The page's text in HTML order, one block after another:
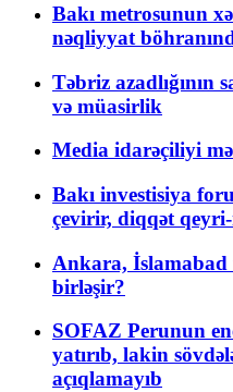
Bakı metrosunun
nəqliyyat
Təbriz azadlığının
və müasirlik
Media idarəçiliyi
Bakı investisiya
çevirir, diqqət
Ankara, İslamabad
birləşir?
SOFAZ Perunun
yatırıb, lakin
açıqlamayıb